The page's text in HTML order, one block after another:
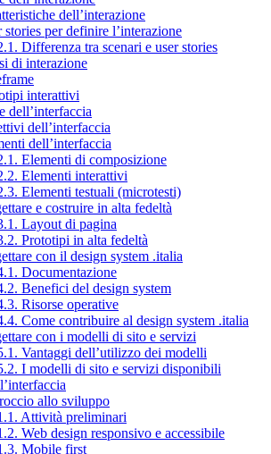
dell’interazione
stories per definire l’interazione
Differenza tra scenari e user stories
di interazione
interattivi
dell’interfaccia
dell’interfaccia
dell’interfaccia
Elementi di composizione
Elementi interattivi
Elementi testuali (microtesti)
e costruire in alta fedeltà
Layout di pagina
Prototipi in alta fedeltà
con il design system .italia
Documentazione
Benefici del design system
Risorse operative
Come contribuire al design system .italia
con i modelli di sito e servizi
Vantaggi dell’utilizzo dei modelli
I modelli di sito e servizi disponibili
allo sviluppo
Attività preliminari
Web design responsivo e accessibile
Mobile first